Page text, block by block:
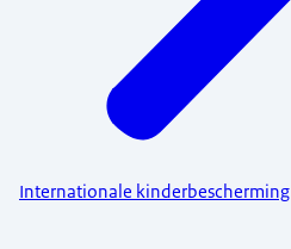
Internationale kinderbescherming